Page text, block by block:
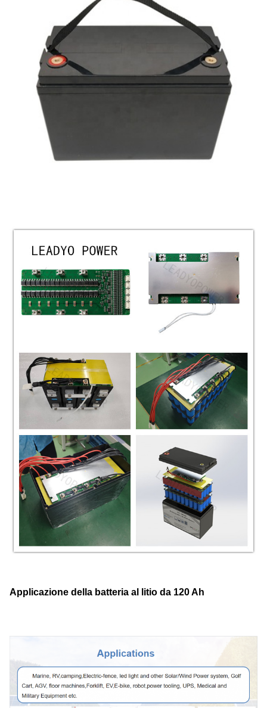
Applicazione della batteria al litio da 120 Ah